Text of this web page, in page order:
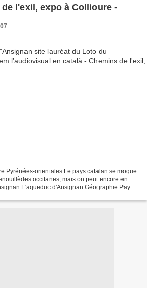
l'exil, expo à Collioure -
Pyrénées-orientales Le pays catalan se moque
occitanes, mais on peut encore en
L'aqueduc d'Ansignan Géographie Pays